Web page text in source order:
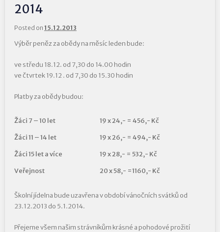
2014
Posted on 15.12.2013
Výběr peněz za obědy na měsíc leden bude:
ve středu 18.12. od 7,30 do 14.00 hodin
ve čtvrtek 19.12 . od 7,30 do 15.30 hodin
Platby za obědy budou:
Žáci 7 – 10 let
19 x 24,- = 456,- Kč
Žáci 11 – 14 let
19 x 26,- = 494,- Kč
Žáci 15 let a více
19 x 28,- = 532,- Kč
Veřejnost
20 x 58,- =1160,- Kč
Školní jídelna bude uzavřena v období vánočních svátků od
23.12.2013 do 5.1.2014.
Přejeme všem našim strávníkům krásné a pohodové prožití